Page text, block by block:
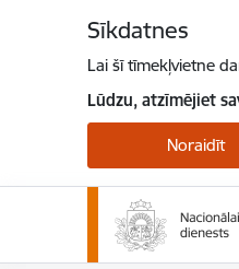
Sīkdatnes
Lai šī tīmekļvietne
Lūdzu, atzīmējiet
Noraidīt